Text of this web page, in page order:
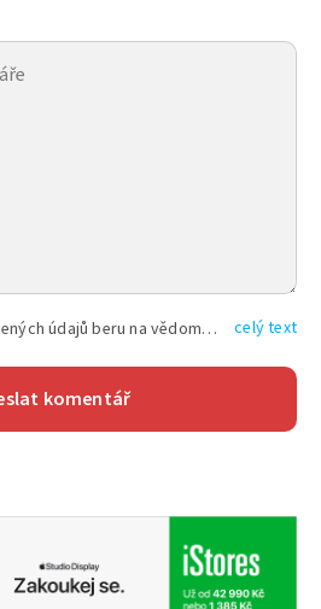
Vyplněním shora uvedených údajů beru na vědomí, že společnost TEXT FACTORY s.r.o., sídlem Brno, Durďákova 336/29, Černá Pole, PSČ: 613 00, IČ: 06157831, zapsané u Krajského soudu v Brně, oddíl C, vložka 100399, bude zpracovávat mé osobní údaje uvedené v rámci mnou vyplněného registračního formuláře na základě oprávněných zájmů TEXT FACTORY s.r.o. dle čl. 6 odst. 1 písm. f) GDPR a pro splnění právních povinností (čl. 6 odst. 1 písm. c) GDPR), a to pro tyto účely: nezbytnost zajistit oprávnění návštěvníka webových stránek provozovaných společností TEXT FACTORY s.r.o. přispívat aktivně ke zveřejněným článkům nebo v rámci diskusních fór a výkon práv TEXT FACTORY s.r.o. jako administrátora těchto diskusních fór. Více informací o zpracování osobních údajů a právech lze nalézt v celý text